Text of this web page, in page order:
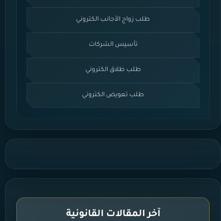
طلب زواج الأجانب الكتروني
تأسيس الشركات
طلب طلاق الكتروني
طلب تعويض الكتروني
آخر المقالات القانونية